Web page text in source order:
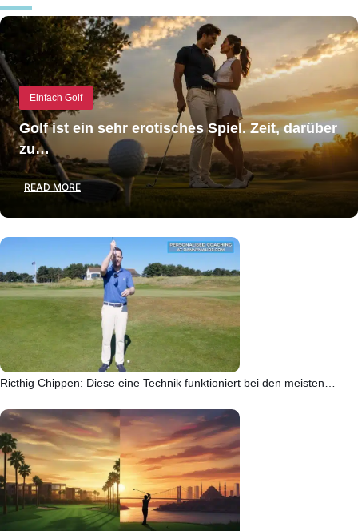
Einfach Golf
Golf ist ein sehr erotisches Spiel. Zeit, darüber
zu…
READ MORE
Ricthig Chippen: Diese eine Technik funktioniert bei den meisten…